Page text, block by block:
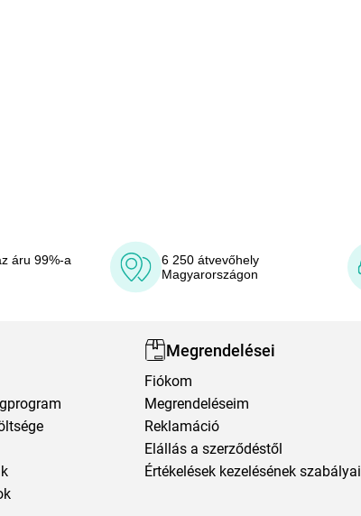
áru 99%-a
6 250 átvevőhely
Magyarországon
Megrendelései
Fiókom
Megrendeléseim
Reklamáció
Elállás a szerződéstől
Értékelések kezelésének szabályai